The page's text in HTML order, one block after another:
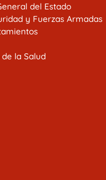
del Estado
y Fuerzas Armadas
la Salud